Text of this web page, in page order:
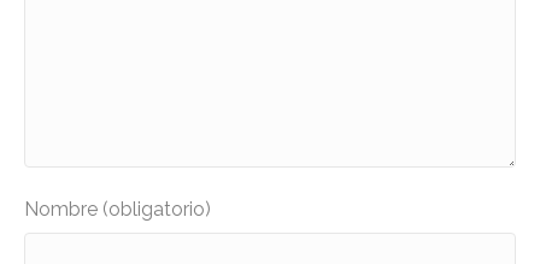
Nombre (obligatorio)